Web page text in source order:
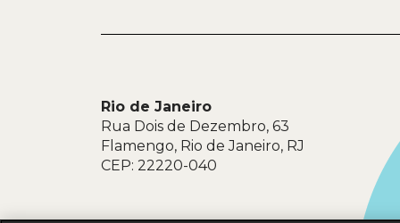
Rio de Janeiro
Rua Dois de Dezembro, 63
Flamengo, Rio de Janeiro, RJ
CEP: 22220-040